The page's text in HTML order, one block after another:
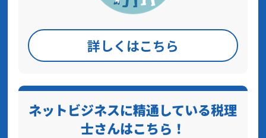
詳しくはこちら
ネットビジネスに精通している税理
士さんはこちら！